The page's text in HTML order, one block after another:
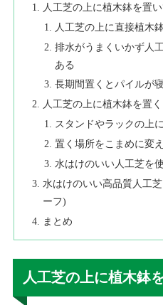
人工芝の上に植木鉢を置
人工芝の上に直接植木
排水がうまくいかず人
ある
長期間置くとパイルが
人工芝の上に植木鉢を置
スタンドやラックの上
置く場所をこまめに変
水はけのいい人工芝を
水はけのいい高品質人工
ーフ)
まとめ
人工芝の上に植木鉢